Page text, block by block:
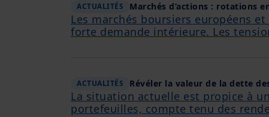
ACTUALITÉS Marchés d’actions : rotations
Les marchés boursiers européens
forte demande intérieure. Les
ACTUALITÉS Révéler la valeur de la dette
La situation actuelle est propice à
portefeuilles, compte tenu des